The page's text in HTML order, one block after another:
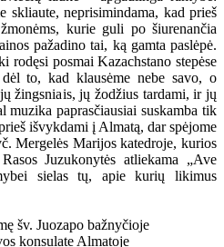
skliaute, neprisimindama, kad prieš
kurie guli po šiurenančia
pažadino tai, ką gamta paslėpė.
rodęsi posmai Kazachstano stepėse
to, kad klausėme nebe savo, o
žingsniais, jų žodžius tardami, ir jų
muzika paprasčiausiai suskamba tik
išvykdami į Almatą, dar spėjome
Mergelės Marijos katedroje, kurios
Juzukonytės atliekama „Ave
sielas tų, apie kurių likimus